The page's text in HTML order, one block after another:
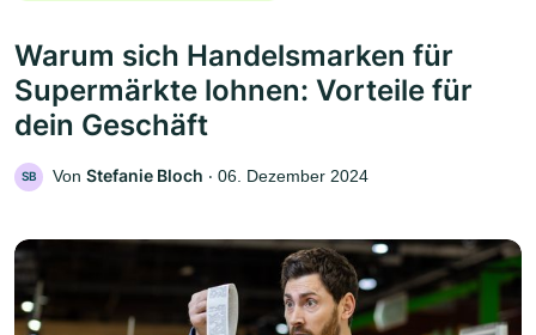
Warum sich Handelsmarken für
Supermärkte lohnen: Vorteile für
dein Geschäft
SB Von Stefanie Bloch ‧ 06. Dezember 2024